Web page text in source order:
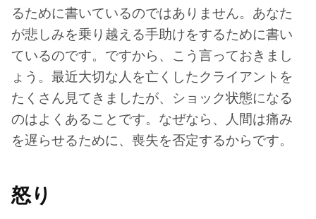
るために書いているのではありません。あなた
が悲しみを乗り越える手助けをするために書い
ているのです。ですから、こう言っておきまし
ょう。最近大切な人を亡くしたクライアントを
たくさん見てきましたが、ショック状態になる
のはよくあることです。なぜなら、人間は痛み
を遅らせるために、喪失を否定するからです。
怒り